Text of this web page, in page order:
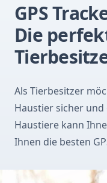
GPS
Die
Als Tierbesitzer
Haustier sicher und
Haustiere kann
Ihnen die besten